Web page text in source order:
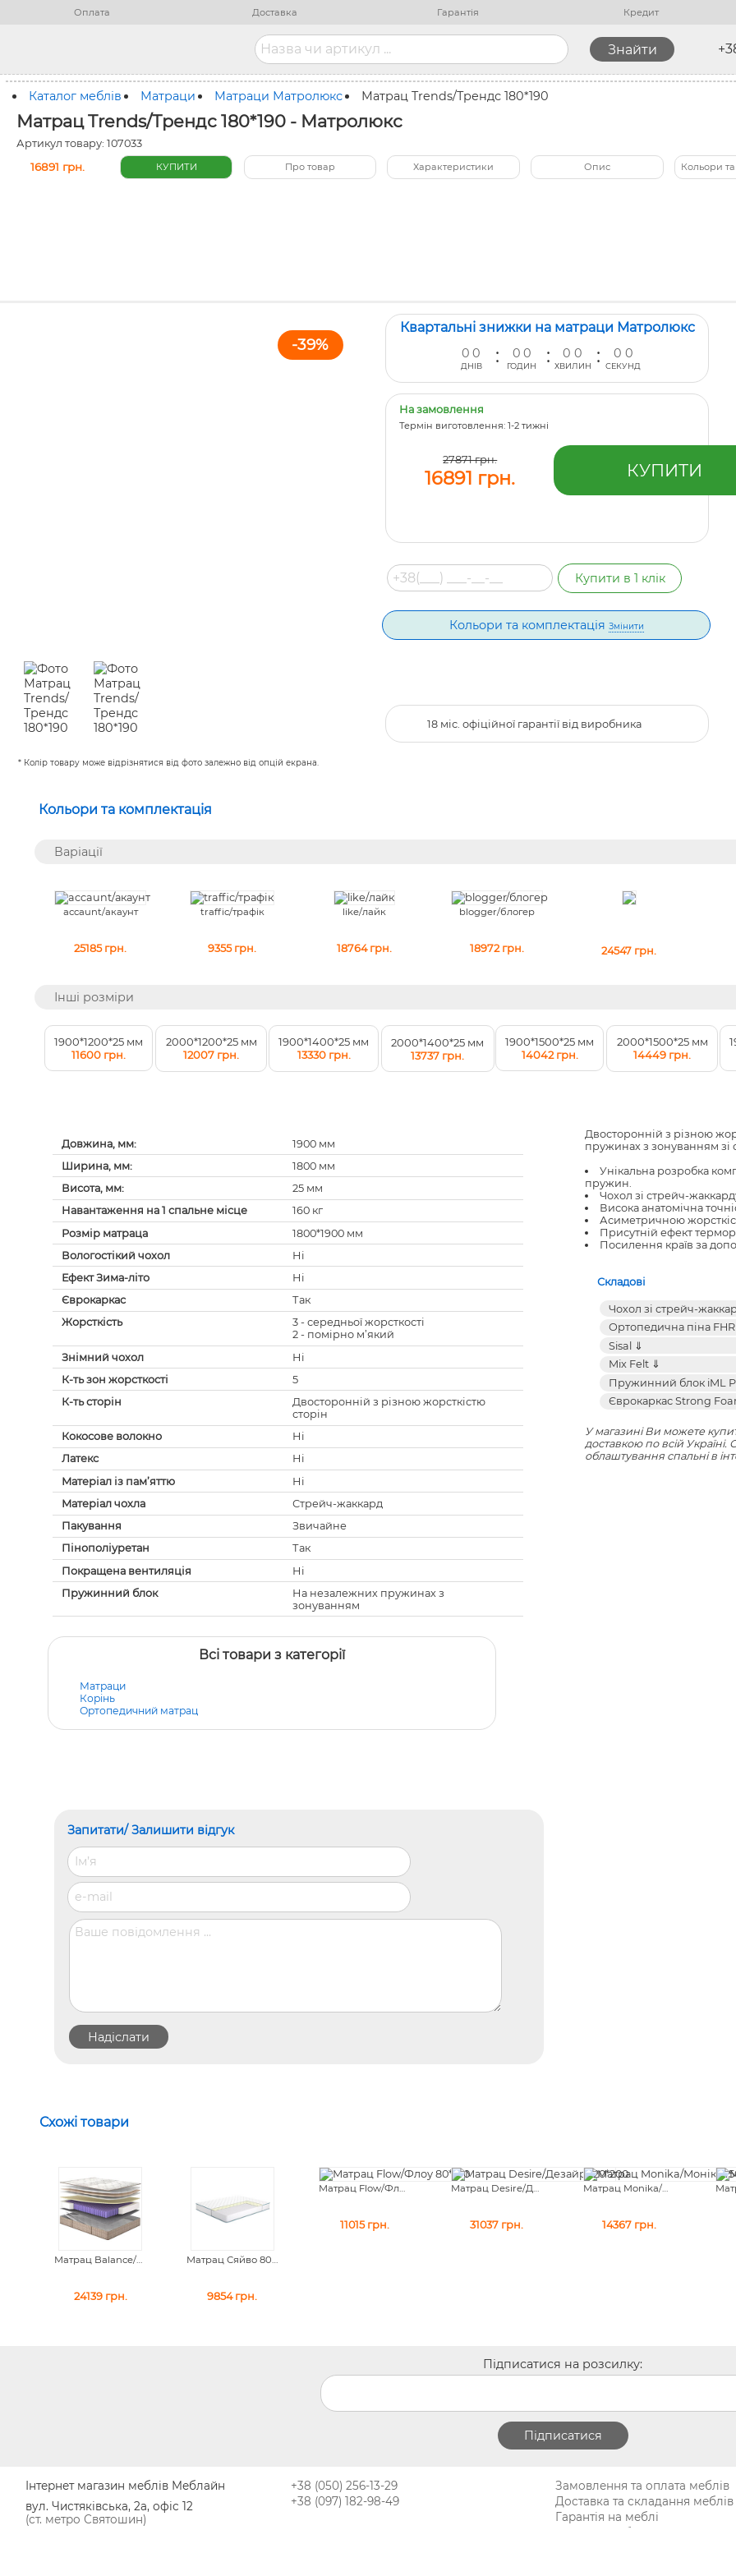
Оплата Доставка Гарантія Кредит
Каталог меблів Матраци Матраци Матролюкс Матрац Trends/Трендс 180*190
Матрац Trends/Трендс 180*190 - Матролюкс
Артикул товару: 107033
16891 грн. Про товар Характеристики Опис Кольори
-39%
* Колір товару може відрізнятися від фото залежно від опцій екрана.
Квартальні знижки на матраци Матролюкс
0 0
ДНІВ : 0 0
ГОДИН : 0 0
ХВИЛИН : 0 0
СЕКУНД
На замовлення
Термін виготовлення: 1-2 тижні
27871 грн.
16891 грн.
Кольори та комплектація Змінити
18 міс. офіційної гарантії від виробника
Кольори та комплектація
Варіації
accaunt/акаунт
25185 грн.
traffic/трафік
9355 грн.
like/лайк
18764 грн.
blogger/блогер
18972 грн. 24547 грн.
Інші розміри
1900*1200*25 мм
11600 грн.
2000*1200*25 мм
12007 грн.
1900*1400*25 мм
13330 грн.
2000*1400*25 мм
13737 грн.
1900*1500*25 мм
14042 грн.
2000*1500*25 мм
14449 грн.
Довжина, мм:
1900 мм
Ширина, мм:
1800 мм
Висота, мм:
25 мм
Навантаження на 1 спальне місце
160 кг
Розмір матраца
1800*1900 мм
Вологостікий чохол
Ні
Ефект Зима-літо
Ні
Єврокаркас
Так
Жорсткість
3 - середньої жорсткості
2 - помірно м’який
Знімний чохол
Ні
К-ть зон жорсткості
5
К-ть сторін
Двосторонній з різною жорсткістю
сторін
Кокосове волокно
Ні
Латекс
Ні
Матеріал із пам’яттю
Ні
Матеріал чохла
Стрейч-жаккард
Пакування
Звичайне
Пінополіуретан
Так
Покращена вентиляція
Ні
Пружинний блок
На незалежних пружинах з
зонуванням
Всі товари з категорії
Матраци
Корінь
Ортопедичний матрац
Двосторонній з різною
пружинах з зонуванням зі
Унікальна розробка
пружин.
Чохол зі стрейч-
Висока анатомічна
Асиметричною
Присутній ефект
Посилення країв за
Складові
У магазині Ви можете
доставкою по всій Україні.
облаштування спальні в
Запитати/ Залишити відгук
Схожі товари
Матрац Balance/Баланс 180*200
24139 грн.
Матрац Сяйво 80*190
9854 грн.
Матрац Flow/Флоу 80*190
11015 грн.
Матрац Desire/Дезайр 120*200
31037 грн.
Матрац Monika/Моніка 150*200
14367 грн.
Підписатися на розсилку:
Інтернет магазин меблів Меблайн
вул. Чистяківська, 2а, офіс 12
(ст. метро Святошин)
+38 (050) 256-13-29
+38 (097) 182-98-49
Замовлення та оплата меблів
Доставка та складання меблів
Гарантія на меблі